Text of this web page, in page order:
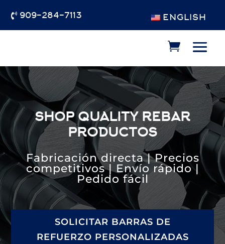
 909-284-7113 ENGLISH
SHOP QUALITY REBAR
PRODUCTOS
Fabricación directa | Precios
competitivos | Envío rápido |
Pedido fácil
SOLICITAR BARRAS DE
REFUERZO PERSONALIZADAS